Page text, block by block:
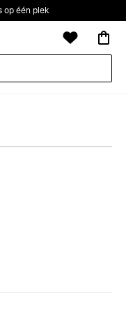
op één plek